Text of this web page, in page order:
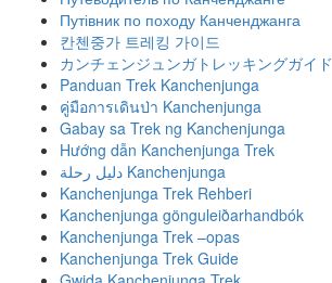
Путівник по походу Канченджанга
칸첸중가 트레킹 가이드
カンチェンジュンガトレッキングガイド
Panduan Trek Kanchenjunga
คู่มือการเดินป่า Kanchenjunga
Gabay sa Trek ng Kanchenjunga
Hướng dẫn Kanchenjunga Trek
دليل رحلة Kanchenjunga
Kanchenjunga Trek Rehberi
Kanchenjunga gönguleiðarhandbók
Kanchenjunga Trek –opas
Kanchenjunga Trek Guide